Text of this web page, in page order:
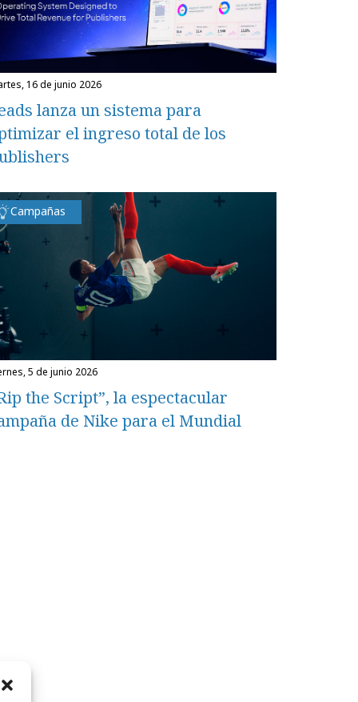
16 de junio 2026
lanza un sistema para
el ingreso total de los
Campañas
5 de junio 2026
the Script”, la espectacular
de Nike para el Mundial